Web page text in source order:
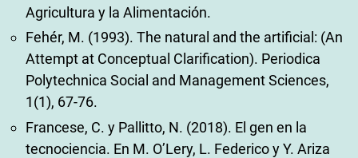
Agricultura y la Alimentación.
Fehér, M. (1993). The natural and the artificial: (An
Attempt at Conceptual Clarification). Periodica
Polytechnica Social and Management Sciences,
1(1), 67-76.
Francese, C. y Pallitto, N. (2018). El gen en la
tecnociencia. En M. O’Lery, L. Federico y Y. Ariza